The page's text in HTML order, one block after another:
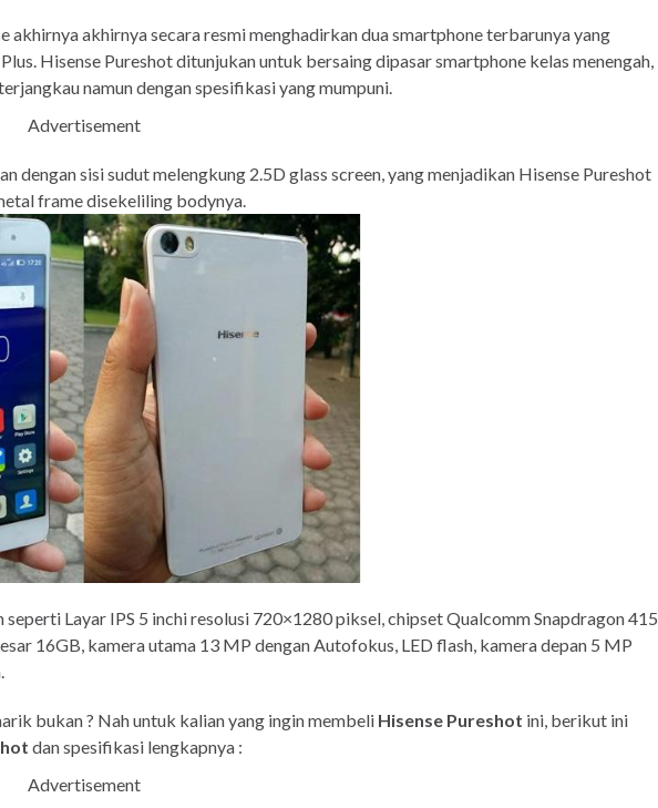
akhirnya akhirnya secara resmi menghadirkan dua smartphone terbarunya yang
Hisense Pureshot ditunjukan untuk bersaing dipasar smartphone kelas menengah,
namun dengan spesifikasi yang mumpuni.
Advertisement
dengan sisi sudut melengkung 2.5D glass screen, yang menjadikan Hisense Pureshot
frame disekeliling bodynya.
Layar IPS 5 inchi resolusi 720×1280 piksel, chipset Qualcomm Snapdragon 415
16GB, kamera utama 13 MP dengan Autofokus, LED flash, kamera depan 5 MP
bukan ? Nah untuk kalian yang ingin membeli Hisense Pureshot ini, berikut ini
dan spesifikasi lengkapnya :
Advertisement